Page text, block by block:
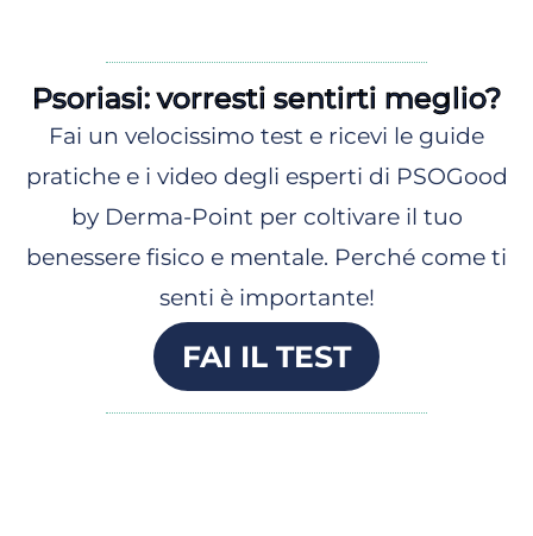
Psoriasi: vorresti sentirti meglio?
Fai un velocissimo test e ricevi le guide
pratiche e i video degli esperti di PSOGood
by Derma-Point per coltivare il tuo
benessere fisico e mentale. Perché come ti
senti è importante!
FAI IL TEST